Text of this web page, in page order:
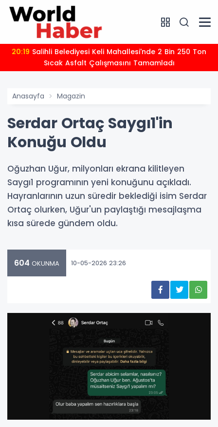
20:19
Sıcak Asfalt Çalışmasını Tamamladı
Anasayfa Magazin
Serdar Ortaç Saygı1'in
Konuğu Oldu
Oğuzhan Uğur, milyonları ekrana kilitleyen
Saygı1 programının yeni konuğunu açıkladı.
Hayranlarının uzun süredir beklediği isim Serdar
Ortaç olurken, Uğur'un paylaştığı mesajlaşma
kısa sürede gündem oldu.
604 OKUNMA 10-05-2026 23:26